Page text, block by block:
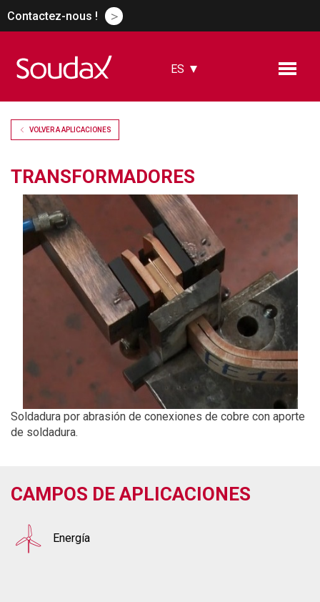
Contactez-nous ! >
ES
RU
VOLVER A APLICACIONES
TRANSFORMADORES
Soldadura por abrasión de conexiones de cobre con aporte
de soldadura.
CAMPOS DE APLICACIONES
Energía